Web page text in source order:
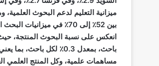
ميزانية التعليم لدعم البحوث
باحث، بمعدل 0.3٪ لكل